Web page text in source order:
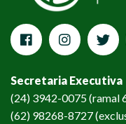
Secretaria Executiva
(24) 3942-0075 (ramal
(62) 98268-8727